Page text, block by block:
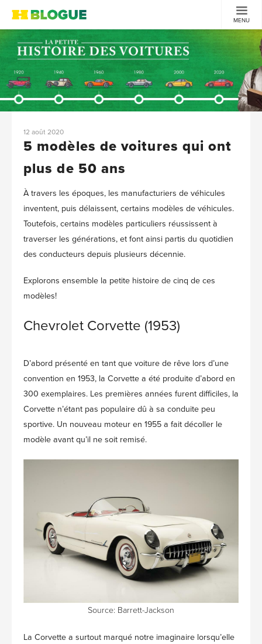
MENU
12 août 2020
5 modèles de voitures qui ont
plus de 50 ans
À travers les époques, les manufacturiers de véhicules
inventent, puis délaissent, certains modèles de véhicules.
Toutefois, certains modèles particuliers réussissent à
traverser les générations, et font ainsi partis du quotidien
des conducteurs depuis plusieurs décennie.
Explorons ensemble la petite histoire de cinq de ces
modèles!
Chevrolet Corvette (1953)
D’abord présenté en tant que voiture de rêve lors d’une
convention en 1953, la Corvette a été produite d’abord en
300 exemplaires. Les premières années furent difficiles, la
Corvette n’étant pas populaire dû à sa conduite peu
sportive. Un nouveau moteur en 1955 a fait décoller le
modèle avant qu’il ne soit remisé.
Source: Barrett-Jackson
La Corvette a surtout marqué notre imaginaire lorsqu’elle